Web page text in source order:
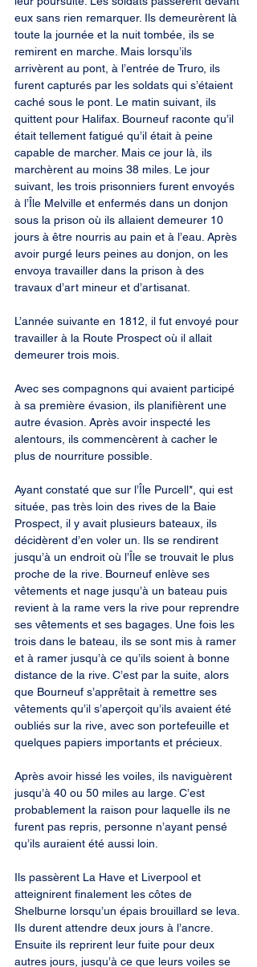
eux sans rien remarquer. Ils demeurèrent là
toute la journée et la nuit tombée, ils se
remirent en marche. Mais lorsqu’ils
arrivèrent au pont, à l’entrée de Truro, ils
furent capturés par les soldats qui s’étaient
caché sous le pont. Le matin suivant, ils
quittent pour Halifax. Bourneuf raconte qu’il
était tellement fatigué qu’il était à peine
capable de marcher. Mais ce jour là, ils
marchèrent au moins 38 miles. Le jour
suivant, les trois prisonniers furent envoyés
à l’Île Melville et enfermés dans un donjon
sous la prison où ils allaient demeurer 10
jours à être nourris au pain et à l’eau. Après
avoir purgé leurs peines au donjon, on les
envoya travailler dans la prison à des
travaux d’art mineur et d’artisanat.
L’année suivante en 1812, il fut envoyé pour
travailler à la Route Prospect où il allait
demeurer trois mois.
Avec ses compagnons qui avaient participé
à sa première évasion, ils planifièrent une
autre évasion. Après avoir inspecté les
alentours, ils commencèrent à cacher le
plus de nourriture possible.
Ayant constaté que sur l’Île Purcell*, qui est
située, pas très loin des rives de la Baie
Prospect, il y avait plusieurs bateaux, ils
décidèrent d’en voler un. Ils se rendirent
jusqu’à un endroit où l’Île se trouvait le plus
proche de la rive. Bourneuf enlève ses
vêtements et nage jusqu’à un bateau puis
revient à la rame vers la rive pour reprendre
ses vêtements et ses bagages. Une fois les
trois dans le bateau, ils se sont mis à ramer
et à ramer jusqu’à ce qu’ils soient à bonne
distance de la rive. C’est par la suite, alors
que Bourneuf s’apprêtait à remettre ses
vêtements qu’il s’aperçoit qu’ils avaient été
oubliés sur la rive, avec son portefeuille et
quelques papiers importants et précieux.
Après avoir hissé les voiles, ils naviguèrent
jusqu’à 40 ou 50 miles au large. C’est
probablement la raison pour laquelle ils ne
furent pas repris, personne n’ayant pensé
qu’ils auraient été aussi loin.
Ils passèrent La Have et Liverpool et
atteignirent finalement les côtes de
Shelburne lorsqu’un épais brouillard se leva.
Ils durent attendre deux jours à l’ancre.
Ensuite ils reprirent leur fuite pour deux
autres jours, jusqu’à ce que leurs voiles se